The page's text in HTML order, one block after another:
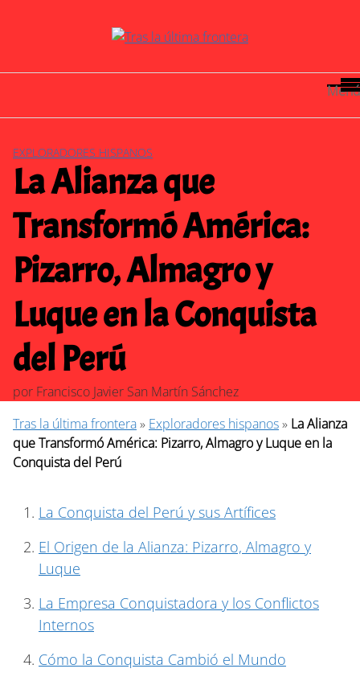
Menú
EXPLORADORES HISPANOS
La Alianza que
Transformó América:
Pizarro, Almagro y
Luque en la Conquista
del Perú
por Francisco Javier San Martín Sánchez
Tras la última frontera» Exploradores hispanos» La Alianza
que Transformó América: Pizarro, Almagro y Luque en la
Conquista del Perú
La Conquista del Perú y sus Artífices
El Origen de la Alianza: Pizarro, Almagro y
Luque
La Empresa Conquistadora y los Conflictos
Internos
Cómo la Conquista Cambió el Mundo